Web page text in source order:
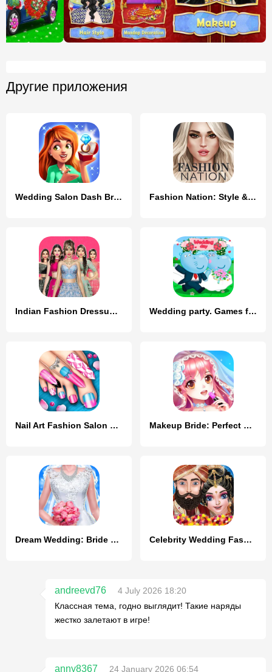
Другие приложения
Wedding Salon Dash Bridal Shop Fashion Nation: Style & Fame
Indian Fashion Dressup Stylist Wedding party. Games for Girls
Nail Art Fashion Salon Game Makeup Bride: Perfect Wedding
Dream Wedding: Bride Dress Up Celebrity Wedding Fashion fun
andreevd76
4 July 2026 18:20
Классная тема, годно выглядит! Такие наряды
жестко залетают в игре!
anny8367 24 January 2026 06:54